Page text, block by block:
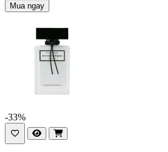
Mua ngay
-33%